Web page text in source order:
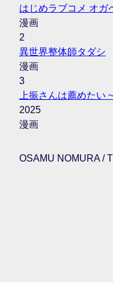
はじめラブコメ オガ
漫画
2
異世界整体師タダシ
漫画
3
上振さんは薦めたい
2025
漫画
OSAMU NOMURA /